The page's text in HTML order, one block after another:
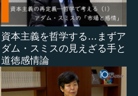
資本主義を哲学する…まずア
ダム・スミスの見えざる手と
道徳感情論